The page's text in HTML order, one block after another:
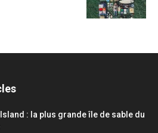
: la plus grande île de sable du